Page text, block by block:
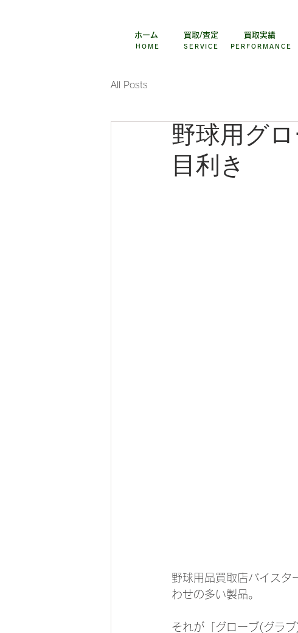
ホーム 買取/査定 買取実績
HOME SERVICE PERFORMANCE
All Posts
野球用グ
目利き
野球用品買取店バイスタ
わせの多い製品。
それが「グローブ(グラブ